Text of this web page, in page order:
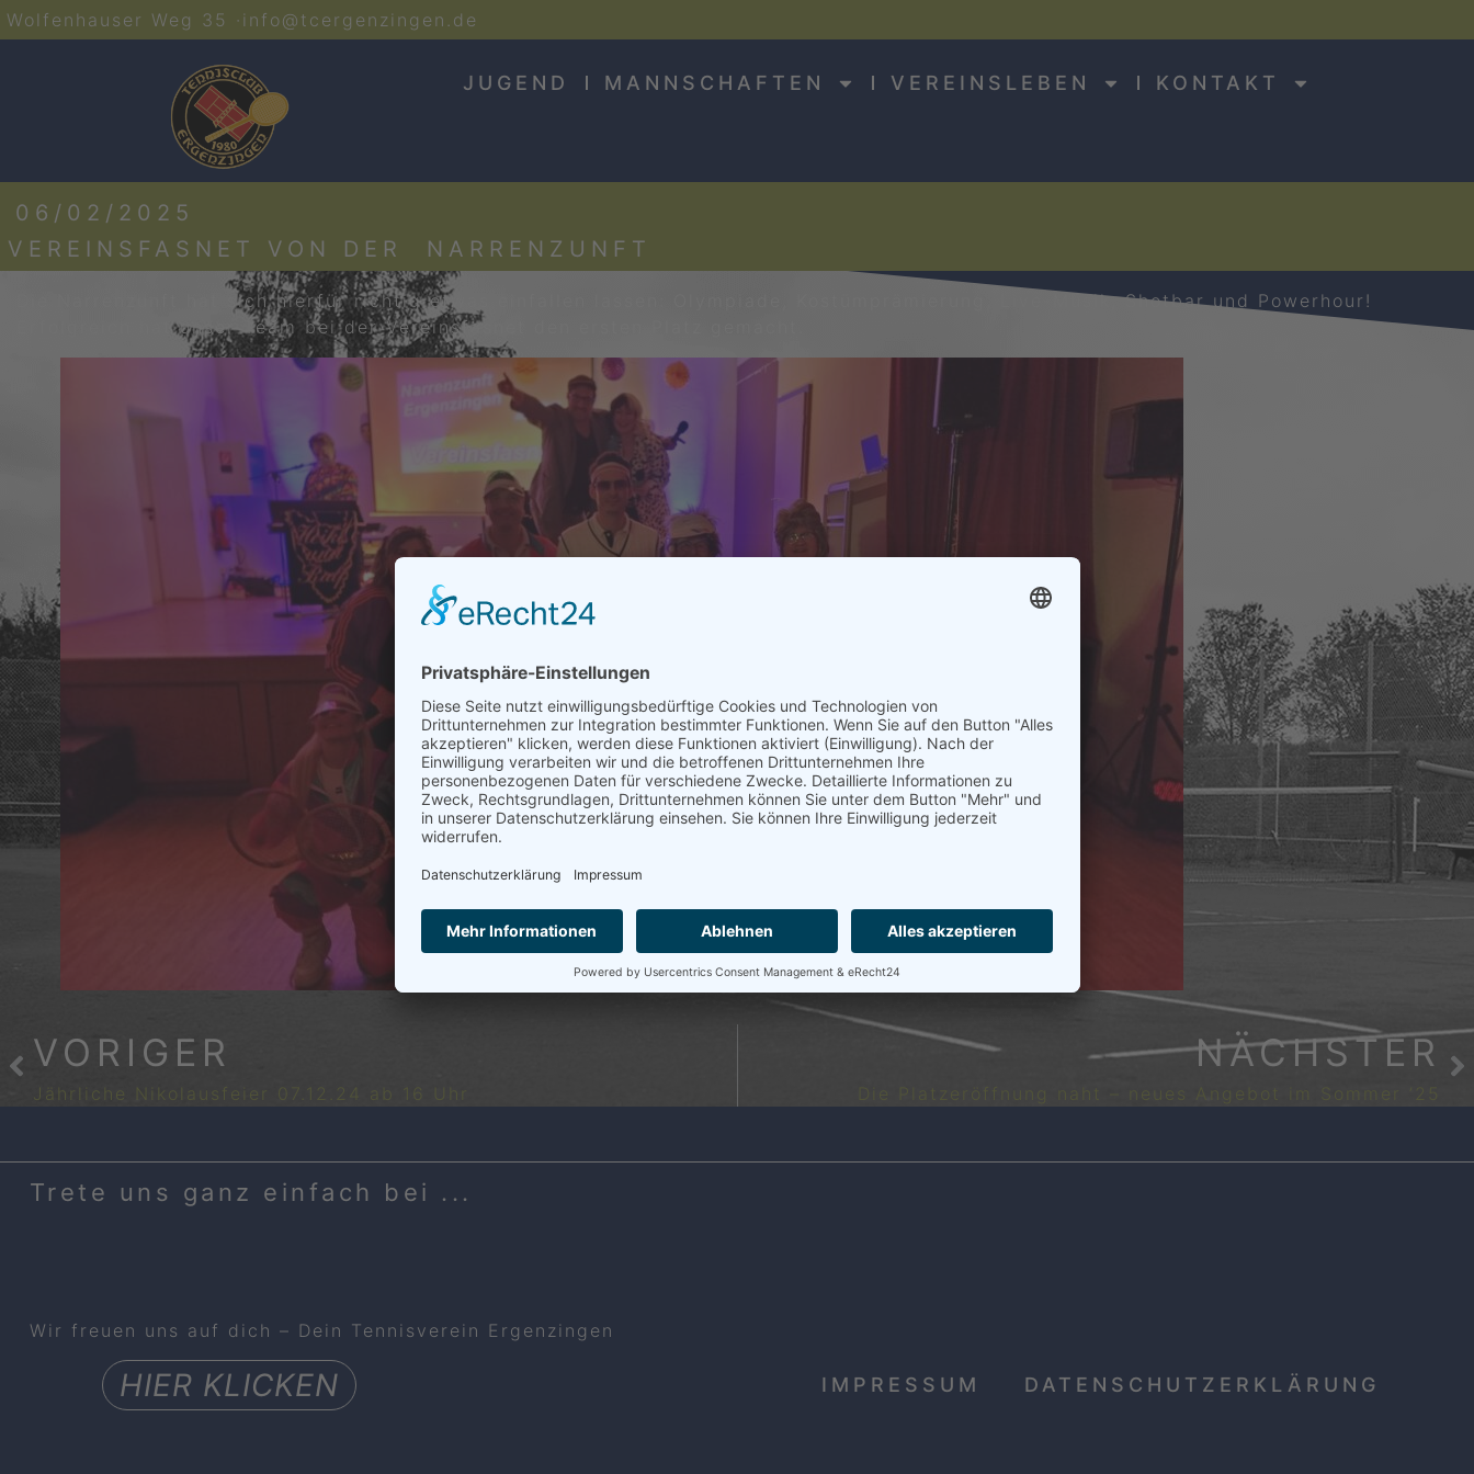
Wolfenhauser Weg 35 · info@tcergenzingen.de
JUGEND MANNSCHAFTEN VEREINSLEBEN KONTAKT
06/02/2025
VEREINSFASNET VON DER NARRENZUNFT
Die Narrenzunft hat sich hierfür richtig etwas einfallen lassen: Olympiade, Kostümprämierung, Live-Musik, Shotbar und Powerhour!
Erfolgreich hat unser Team bei der Vereinsfasnet den ersten Platz gemacht.
VORIGER
Jährliche Nikolausfeier 07.12.24 ab 16 Uhr
NÄCHSTER
Trete uns ganz einfach bei ...
Wir freuen uns auf dich – Dein Tennisverein Ergenzingen
HIER KLICKEN IMPRESSUM DATENSCHUTZERKLÄRUNG